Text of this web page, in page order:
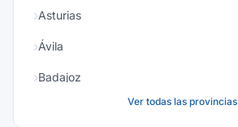
Asturias
Ávila
Badajoz
Ver todas las provincias